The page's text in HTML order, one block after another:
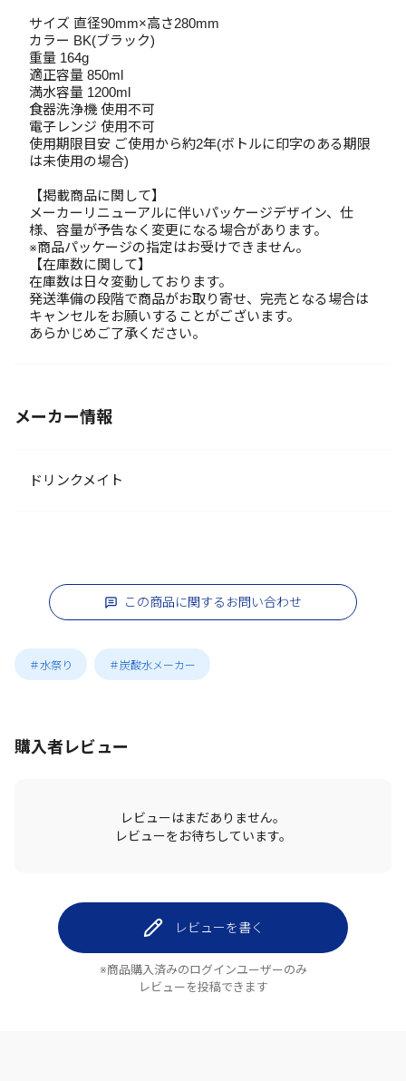
サイズ 直径90mm×高さ280mm
カラー BK(ブラック)
重量 164g
適正容量 850ml
満水容量 1200ml
食器洗浄機 使用不可
電子レンジ 使用不可
使用期限目安 ご使用から約2年(ボトルに印字のある期限
は未使用の場合)
【掲載商品に関して】
メーカーリニューアルに伴いパッケージデザイン、仕
様、容量が予告なく変更になる場合があります。
※商品パッケージの指定はお受けできません。
【在庫数に関して】
在庫数は日々変動しております。
発送準備の段階で商品がお取り寄せ、完売となる場合は
キャンセルをお願いすることがございます。
あらかじめご了承ください。
メーカー情報
ドリンクメイト
この商品に関するお問い合わせ
＃水祭り ＃炭酸水メーカー
購入者レビュー
レビューはまだありません。
レビューをお待ちしています。
レビューを書く
※商品購入済みのログインユーザーのみ
レビューを投稿できます